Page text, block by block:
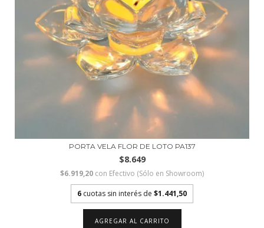
PORTA VELA FLOR DE LOTO PA137
$8.649
$6.919,20 con Efectivo (Sólo en Showroom)
6 cuotas sin interés de $1.441,50